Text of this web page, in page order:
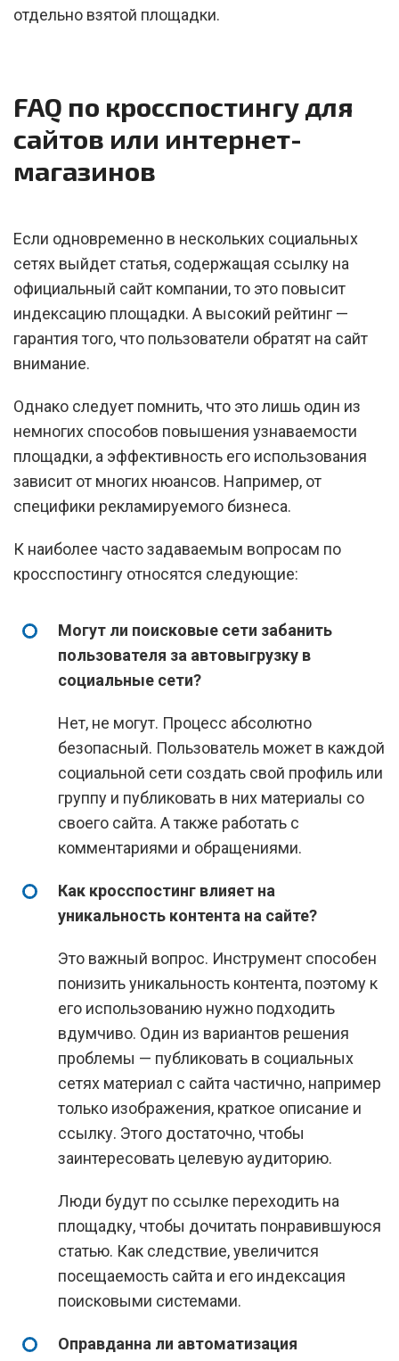
отдельно взятой площадки.
FAQ по кросспостингу для
сайтов или интернет-
магазинов
Если одновременно в нескольких социальных
сетях выйдет статья, содержащая ссылку на
официальный сайт компании, то это повысит
индексацию площадки. А высокий рейтинг —
гарантия того, что пользователи обратят на сайт
внимание.
Однако следует помнить, что это лишь один из
немногих способов повышения узнаваемости
площадки, а эффективность его использования
зависит от многих нюансов. Например, от
специфики рекламируемого бизнеса.
К наиболее часто задаваемым вопросам по
кросспостингу относятся следующие:
Могут ли поисковые сети забанить
пользователя за автовыгрузку в
социальные сети?
Нет, не могут. Процесс абсолютно
безопасный. Пользователь может в каждой
социальной сети создать свой профиль или
группу и публиковать в них материалы со
своего сайта. А также работать с
комментариями и обращениями.
Как кросспостинг влияет на
уникальность контента на сайте?
Это важный вопрос. Инструмент способен
понизить уникальность контента, поэтому к
его использованию нужно подходить
вдумчиво. Один из вариантов решения
проблемы — публиковать в социальных
сетях материал с сайта частично, например
только изображения, краткое описание и
ссылку. Этого достаточно, чтобы
заинтересовать целевую аудиторию.
Люди будут по ссылке переходить на
площадку, чтобы дочитать понравившуюся
статью. Как следствие, увеличится
посещаемость сайта и его индексация
поисковыми системами.
Оправданна ли автоматизация